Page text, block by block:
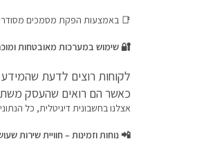
📑 באמצעות הפקת מסמכים
🔐 שימוש במערכות מאובטחות
לקוחות רוצים לדעת
כאשר הם רואים שהעסק
אצלנו בחשבונית דיגיטלית, כל
📲 נוחותוזמינות –חווייתשירות